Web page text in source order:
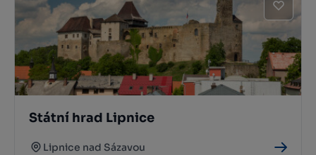
Státní hrad Lipnice
Lipnice nad Sázavou